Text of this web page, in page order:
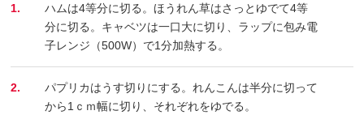
1.
ハムは4等分に切る。ほうれん草はさっとゆでて4等
分に切る。キャベツは一口大に切り、ラップに包み電
子レンジ（500W）で1分加熱する。
2.
パプリカはうす切りにする。れんこんは半分に切って
から1ｃｍ幅に切り、それぞれをゆでる。